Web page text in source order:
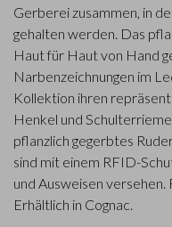
Gerberei zusammen, in
gehalten werden. Das
Haut für Haut von Hand
Narbenzeichnungen im
Kollektion ihren
Henkel und
pflanzlich gegerbtes
sind mit einem RFID-
und Ausweisen versehen.
Erhältlich in Cognac.